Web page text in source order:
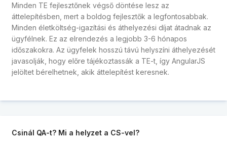
Minden TE fejlesztőnek végső döntése lesz az
áttelepítésben, mert a boldog fejlesztők a legfontosabbak.
Minden életköltség-igazítási és áthelyezési díjat átadnak az
ügyfélnek. Ez az elrendezés a legjobb 3-6 hónapos
időszakokra. Az ügyfelek hosszú távú helyszíni áthelyezését
javasolják, hogy előre tájékoztassák a TE-t, így AngularJS
jelöltet bérelhetnek, akik áttelepítést keresnek.
Csinál QA-t? Mi a helyzet a CS-vel?